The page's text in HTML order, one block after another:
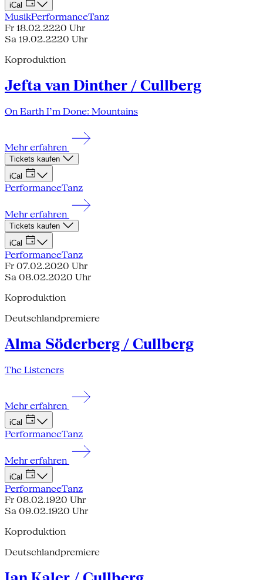
iCal
MusikPerformanceTanz
Fr 18.02.2220 Uhr
Sa 19.02.2220 Uhr
Koproduktion
Jefta van Dinther / Cullberg
On Earth I’m Done: Mountains
Mehr erfahren
Tickets kaufen
iCal
PerformanceTanz
Mehr erfahren
Tickets kaufen
iCal
PerformanceTanz
Fr 07.02.2020 Uhr
Sa 08.02.2020 Uhr
Koproduktion
Deutschlandpremiere
Alma Söderberg / Cullberg
The Listeners
Mehr erfahren
iCal
PerformanceTanz
Mehr erfahren
iCal
PerformanceTanz
Fr 08.02.1920 Uhr
Sa 09.02.1920 Uhr
Koproduktion
Deutschlandpremiere